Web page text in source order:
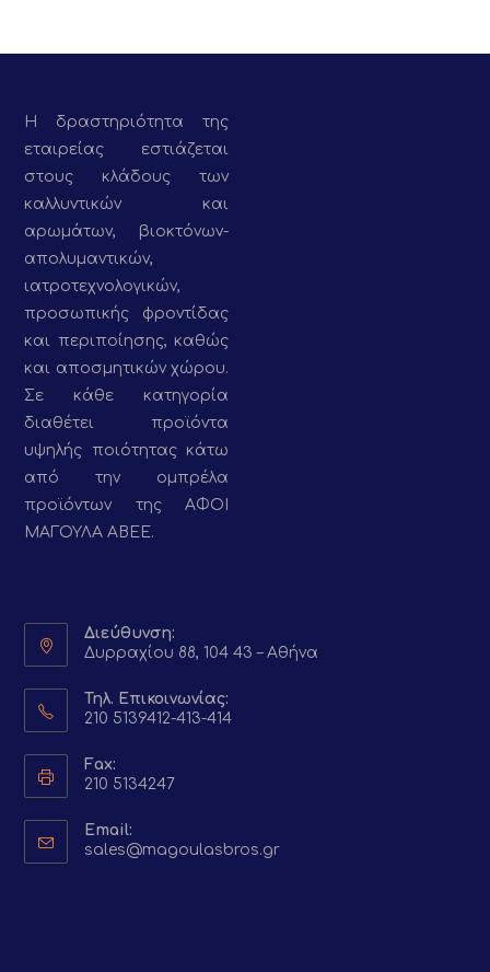
Η δραστηριότητα της
εταιρείας εστιάζεται
στους κλάδους των
καλλυντικών και
αρωμάτων, βιοκτόνων-
απολυμαντικών,
ιατροτεχνολογικών,
προσωπικής φροντίδας
και περιποίησης, καθώς
και αποσμητικών χώρου.
Σε κάθε κατηγορία
διαθέτει προϊόντα
υψηλής ποιότητας κάτω
από την ομπρέλα
προϊόντων της ΑΦΟΙ
ΜΑΓΟΥΛΑ ΑΒΕΕ.
Διεύθυνση:
Δυρραχίου 88, 104 43 – Αθήνα
Τηλ. Επικοινωνίας:
210 5139412-413-414
Fax:
210 5134247
Email:
sales@magoulasbros.grOpens